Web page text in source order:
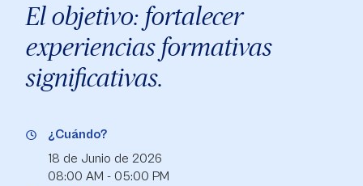
El objetivo: fortalecer
experiencias formativas
significativas.
¿Cuándo?
18 de Junio de 2026
08:00 AM - 05:00 PM